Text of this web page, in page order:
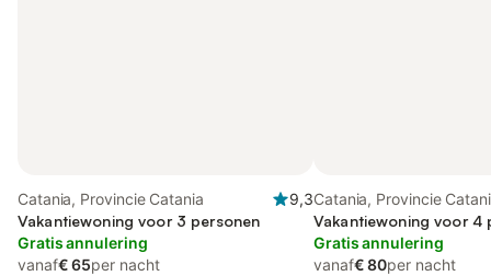
Catania, Provincie Catania
9,3
Vakantiewoning voor 3 personen
Gratis annulering
vanaf€ 65per nacht
Catania, Provincie
Vakantiewoning voor 4
Gratis annulering
vanaf€ 80per nacht